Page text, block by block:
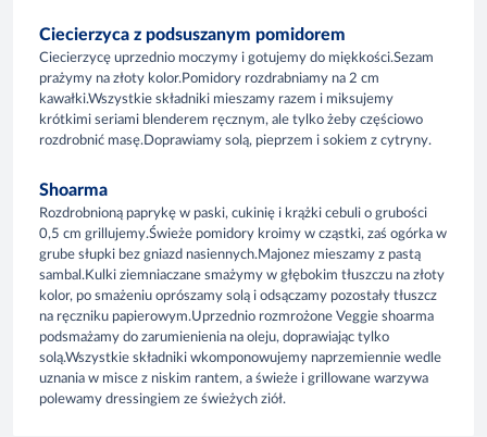
Ciecierzyca z podsuszanym pomidorem
Ciecierzycę uprzednio moczymy i gotujemy do miękkości.Sezam
prażymy na złoty kolor.Pomidory rozdrabniamy na 2 cm
kawałki.Wszystkie składniki mieszamy razem i miksujemy
krótkimi seriami blenderem ręcznym, ale tylko żeby częściowo
rozdrobnić masę.Doprawiamy solą, pieprzem i sokiem z cytryny.
Shoarma
Rozdrobnioną paprykę w paski, cukinię i krążki cebuli o grubości
0,5 cm grillujemy.Świeże pomidory kroimy w cząstki, zaś ogórka w
grube słupki bez gniazd nasiennych.Majonez mieszamy z pastą
sambal.Kulki ziemniaczane smażymy w głębokim tłuszczu na złoty
kolor, po smażeniu oprószamy solą i odsączamy pozostały tłuszcz
na ręczniku papierowym.Uprzednio rozmrożone Veggie shoarma
podsmażamy do zarumienienia na oleju, doprawiając tylko
solą.Wszystkie składniki wkomponowujemy naprzemiennie wedle
uznania w misce z niskim rantem, a świeże i grillowane warzywa
polewamy dressingiem ze świeżych ziół.